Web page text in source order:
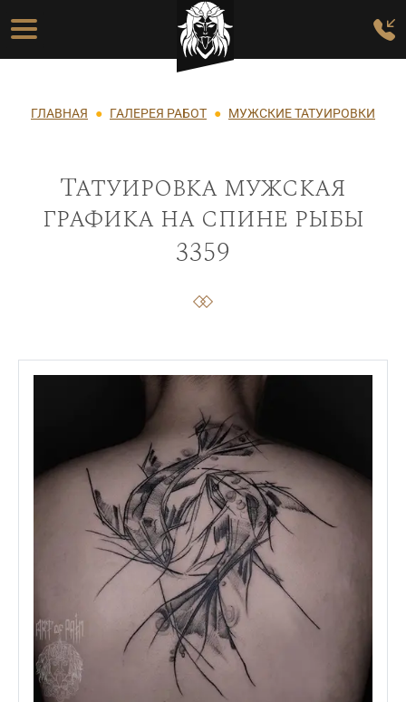
Перейти к основному содержанию
Основная навигация
Строка навигации
ГЛАВНАЯ ГАЛЕРЕЯ РАБОТ МУЖСКИЕ ТАТУИРОВКИ
Татуировка мужская
графика на спине рыбы
3359